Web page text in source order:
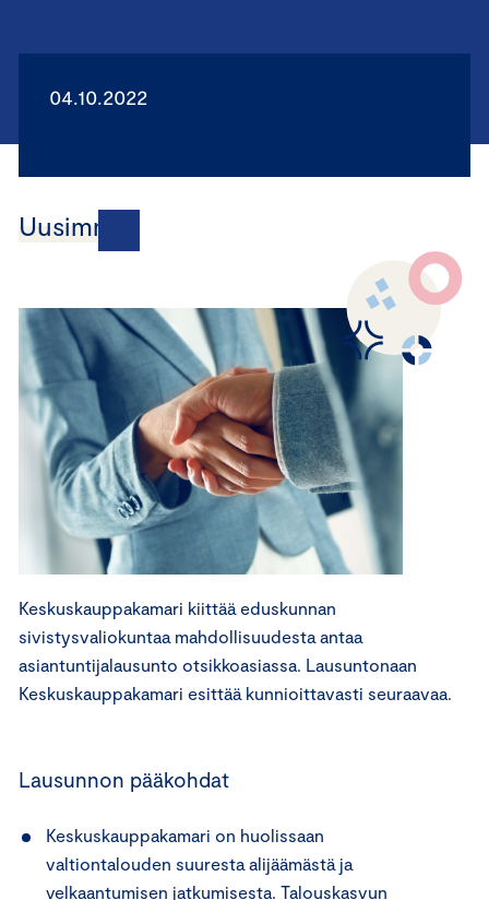
04.10.2022
Uusimmat
Keskuskauppakamari kiittää eduskunnan
sivistysvaliokuntaa mahdollisuudesta antaa
asiantuntijalausunto otsikkoasiassa. Lausuntonaan
Keskuskauppakamari esittää kunnioittavasti seuraavaa.
Lausunnon pääkohdat
Keskuskauppakamari on huolissaan
valtiontalouden suuresta alijäämästä ja
velkaantumisen jatkumisesta. Talouskasvun